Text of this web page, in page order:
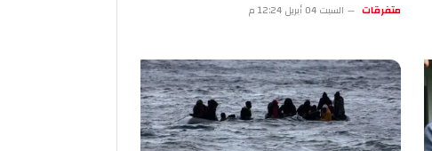
متفرقات السبت 04 أبريل 12:24 م